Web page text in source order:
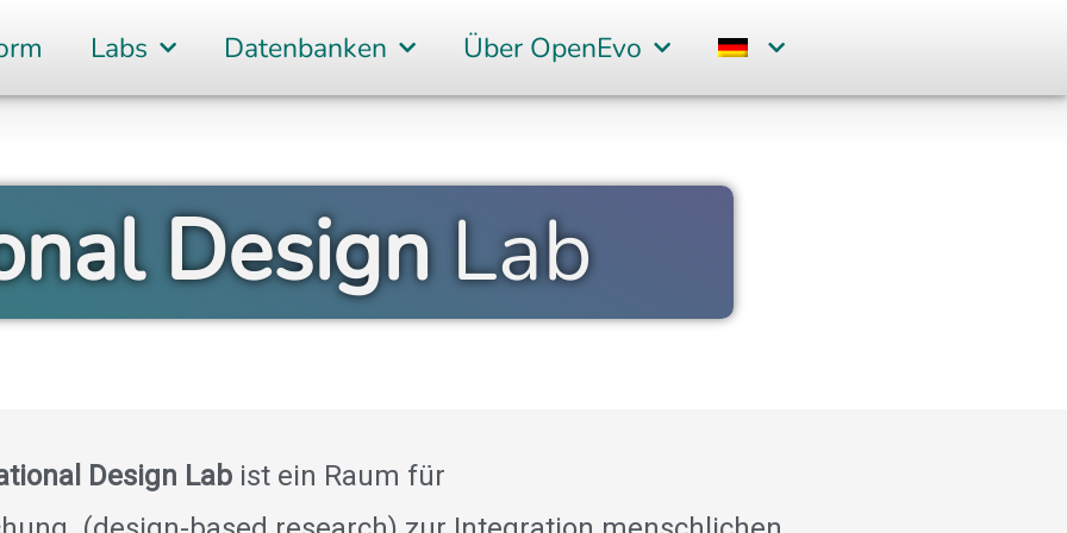
Labs Datenbanken Über OpenEvo
DesignLab
Design Labist ein Raum für